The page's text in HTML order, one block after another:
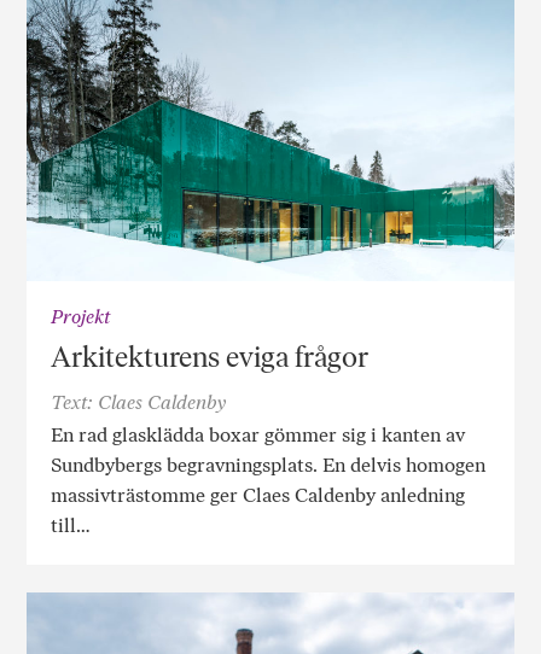
Projekt
Arkitekturens eviga frågor
Text: Claes Caldenby
En rad glasklädda boxar gömmer sig i kanten av
Sundbybergs begravningsplats. En delvis homogen
massivträstomme ger Claes Caldenby anledning
till…